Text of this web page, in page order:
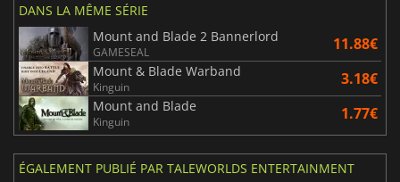
DANS LA MÊME SÉRIE
Mount and Blade 2 Bannerlord
GAMESEAL 11.88€
Mount & Blade Warband
Kinguin 3.18€
Mount and Blade
Kinguin 1.77€
ÉGALEMENT PUBLIÉ PAR TALEWORLDS ENTERTAINMENT